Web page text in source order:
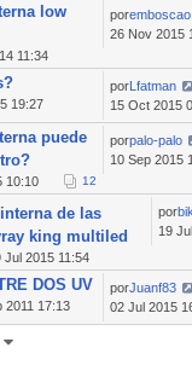
low
11:34
poremboscao
26 Nov 2015
19:27
porLfatman
15 Oct 2015
puede
10:10 12
porpalo-palo
10 Sep 2015
de las
king multiled
Jul 2015 11:54
por
19
DOS UV
2011 17:13
porJuanf83
02 Jul 2015